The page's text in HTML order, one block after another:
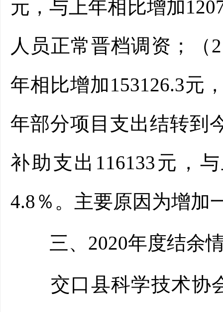
元，与上年相比增加
人员正常晋档调资；（
年相比增加153126.3元
年部分项目支出结转到
补助支出116133元，
4.8％。主要原因为增加
三、2020年度结余
交口县科学技术协会